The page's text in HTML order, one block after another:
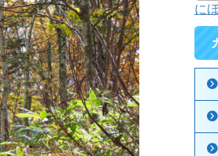
に